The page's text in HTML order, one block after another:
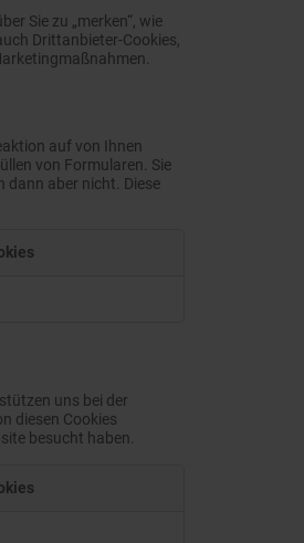
Sie zu „merken“, wie
Drittanbieter-Cookies,
auf von Ihnen
von Formularen. Sie
dann aber nicht. Diese
uns bei der
diesen Cookies
besucht haben.